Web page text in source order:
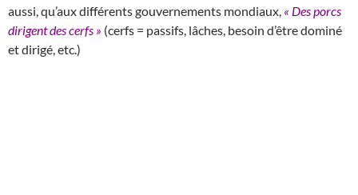
aussi, qu’aux différents gouvernements mondiaux, « Des porcs
dirigent des cerfs » (cerfs = passifs, lâches, besoin d’être dominé
et dirigé, etc.)